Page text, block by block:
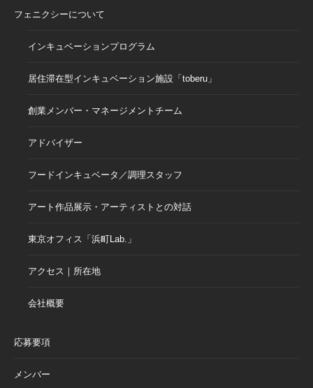
フェニクシーについて
インキュベーションプログラム
居住滞在型インキュベーション施設「toberu」
創業メンバー・マネージメントチーム
アドバイザー
フードインキュベータ／調理スタッフ
アート作品展示・アーティストとの対話
東京オフィス「浜町Lab.」
アクセス｜所在地
会社概要
応募要項
メンバー